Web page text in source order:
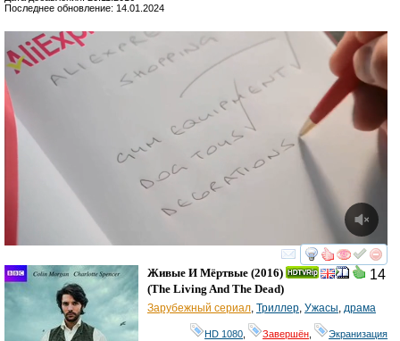
Последнее обновление: 14.01.2024
смотреть
14
Живые И Мёртвые (2016)
(The Living And The Dead)
Зарубежный сериал, Триллер, Ужасы, драма
HD 1080 Завершён Экранизация